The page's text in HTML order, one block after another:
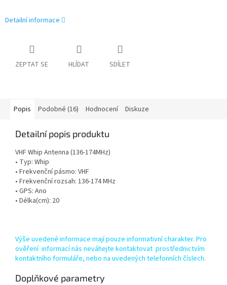
Detailní informace
ZEPTAT SE HLÍDAT SDÍLET
Popis Podobné (16) Hodnocení Diskuze
Detailní popis produktu
VHF Whip Antenna (136-174MHz)
• Typ: Whip
• Frekvenční pásmo: VHF
• Frekvenční rozsah: 136-174 MHz
• GPS: Ano
• Délka(cm): 20
Výše uvedené informace mají pouze informativní charakter. Pro
ověření informací nás neváhejte kontaktovat prostřednictvím
kontaktního formuláře, nebo na uvedených telefonních číslech.
Doplňkové parametry